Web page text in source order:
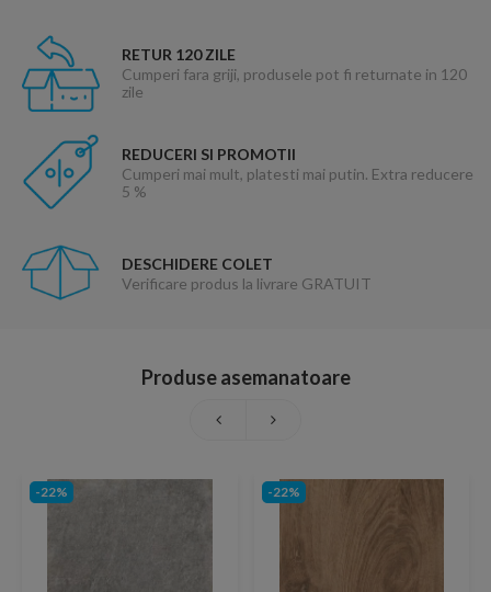
RETUR 120 ZILE
Cumperi fara griji, produsele pot fi returnate in 120
zile
REDUCERI SI PROMOTII
Cumperi mai mult, platesti mai putin. Extra reducere
5 %
DESCHIDERE COLET
Verificare produs la livrare GRATUIT
Produse asemanatoare
-22% -22%